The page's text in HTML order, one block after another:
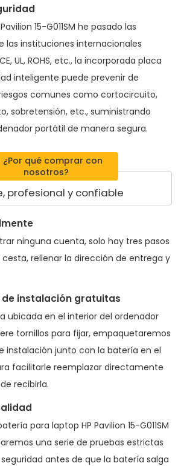
15-G011SM he pasado las
las instituciones internacionales
UL, ROHS, etc., la incorporada placa
inteligente puede prevenir de
comunes como cortocircuito,
sobretensión, etc., suministrando
portátil de manera segura.
¿Por qué comprar con
nosotros?
profesional y confiable
ninguna cuenta, solo hay tres pasos
cesta, rellenar la dirección de entrega y
instalación gratuitas
ubicada en el interior del ordenador
tornillos para fijar, empaquetaremos
instalación junto con la batería en el
facilitarle reemplazar directamente
recibirla.
para laptop HP Pavilion 15-G011SM
una serie de pruebas estrictas
antes de que la batería salga